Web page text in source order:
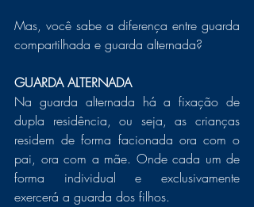
Mas, você sabe a diferença entre guarda
compartilhada e guarda alternada?
GUARDA ALTERNADA
Na guarda alternada há a fixação de
dupla residência, ou seja, as crianças
residem de forma facionada ora com o
pai, ora com a mãe. Onde cada um de
forma individual e exclusivamente
exercerá a guarda dos filhos.